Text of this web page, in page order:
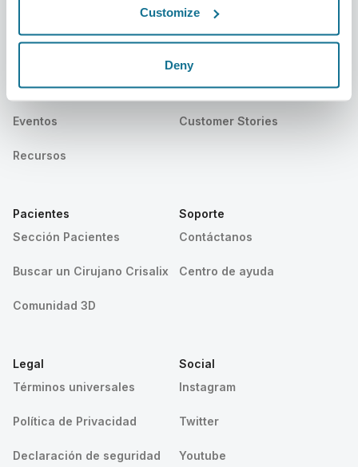
Customize
Deny
Publicaciones
Eventos
Recursos
Plataforma 3D de Negocio
Reseñas de pacientes
Customer Stories
Pacientes
Sección Pacientes
Buscar un Cirujano Crisalix
Comunidad 3D
Soporte
Contáctanos
Centro de ayuda
Legal
Términos universales
Política de Privacidad
Declaración de seguridad
Social
Instagram
Twitter
Youtube